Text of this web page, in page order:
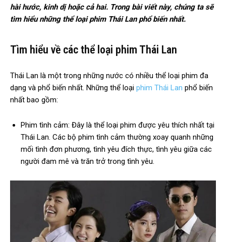
hài hước, kinh dị hoặc cả hai. Trong bài viết này, chúng ta sẽ
tìm hiểu những thể loại phim Thái Lan phổ biến nhất.
Tìm hiểu về các thể loại phim Thái Lan
Thái Lan là một trong những nước có nhiều thể loại phim đa
dạng và phổ biến nhất. Những thể loại phim Thái Lan phổ biến
nhất bao gồm:
Phim tình cảm: Đây là thể loại phim được yêu thích nhất tại
Thái Lan. Các bộ phim tình cảm thường xoay quanh những
mối tình đơn phương, tình yêu đích thực, tình yêu giữa các
người đam mê và trăn trở trong tình yêu.